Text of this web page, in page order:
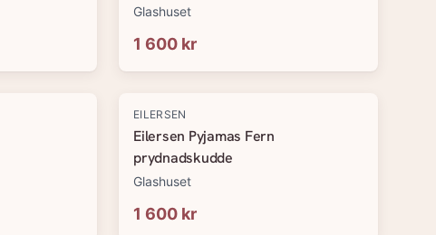
Glashuset
1 600 kr
EILERSEN
Eilersen Pyjamas Fern
prydnadskudde
Glashuset
1 600 kr